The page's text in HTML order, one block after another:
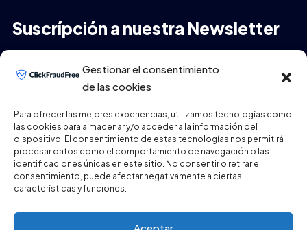
Gestionar el consentimiento
de las cookies
Para ofrecer las mejores experiencias, utilizamos tecnologías como
las cookies para almacenar y/o acceder a la información del
dispositivo. El consentimiento de estas tecnologías nos permitirá
procesar datos como el comportamiento de navegación o las
identificaciones únicas en este sitio. No consentir o retirar el
consentimiento, puede afectar negativamente a ciertas
características y funciones.
Aceptar
Suscrípción a nuestra Newsletter
ENVIAR